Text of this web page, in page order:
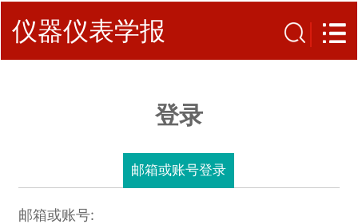
仪器仪表学报
登录
邮箱或账号登录
邮箱或账号: